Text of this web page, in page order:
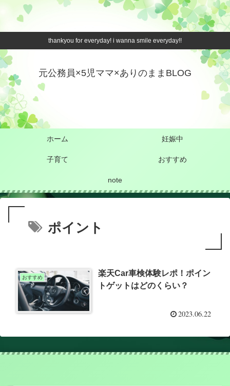
thankyou for everyday! i wanna smile everyday!!
元公務員×5児ママ×ありのままBLOG
ホーム 妊娠中
子育て おすすめ
note
ポイント
おすすめ
楽天Car車検体験レポ！ポイン
トゲットはどのくらい？
2023.06.22